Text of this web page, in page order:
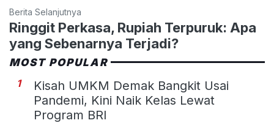
Berita Selanjutnya
Ringgit Perkasa, Rupiah Terpuruk: Apa
yang Sebenarnya Terjadi?
MOST POPULAR
1
Kisah UMKM Demak Bangkit Usai
Pandemi, Kini Naik Kelas Lewat
Program BRI